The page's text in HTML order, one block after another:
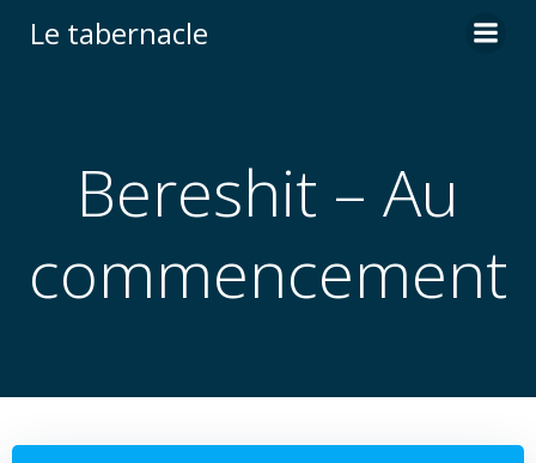
Le tabernacle
Bereshit – Au
commencement